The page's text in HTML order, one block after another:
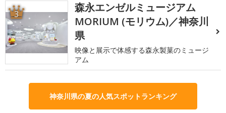
3
森永エンゼルミュージアム
MORIUM (モリウム)／神奈川
県
映像と展示で体感する森永製菓のミュージ
アム
神奈川県の夏の人気スポットランキング